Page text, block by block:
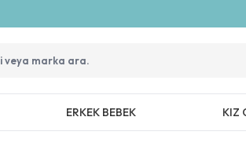
ERKEK BEBEK KIZ